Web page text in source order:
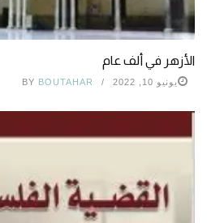
الأزهر في ألف عام
يونيو 10, 2022 BY BOUTAHAR